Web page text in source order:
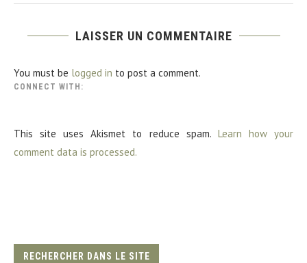
LAISSER UN COMMENTAIRE
You must be logged in to post a comment.
CONNECT WITH:
This site uses Akismet to reduce spam. Learn how your
comment data is processed.
RECHERCHER DANS LE SITE